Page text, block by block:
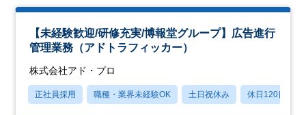
【未経験歓迎/研修充実/博報堂グループ】広告進行
管理業務（アドトラフィッカー）
株式会社アド・プロ
正社員採用 職種・業界未経験OK 土日祝休み 休日120日以上